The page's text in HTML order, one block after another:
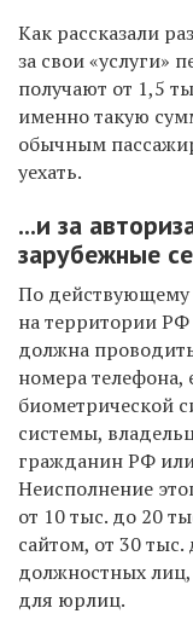
Как рассказали
за свои «услуги»
получают от 1,5
именно такую
обычным
уехать.
...и за
зарубежные
По действующему
на территории РФ
должна
номера телефона,
биометрической
системы,
гражданин РФ
Неисполнение
от 10 тыс. до 20
сайтом, от 30
должностных лиц,
для юрлиц.